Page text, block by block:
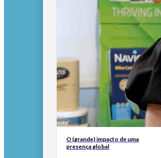
O (grande) impacto de uma
presença global